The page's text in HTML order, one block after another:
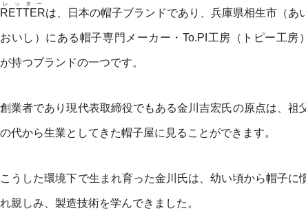
RETTER
レッター
は、日本の帽子ブランドであり、兵庫県相生市（あ
おいし）にある帽子専門メーカー・To.PI工房（トピー工房）
が持つブランドの一つです。
創業者であり現代表取締役でもある金川吉宏氏の原点は、祖
の代から生業としてきた帽子屋に見ることができます。
こうした環境下で生まれ育った金川氏は、幼い頃から帽子に
れ親しみ、製造技術を学んできました。